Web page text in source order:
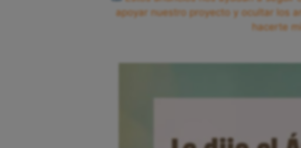
apoyar nuestro proyecto y ocultar los
hacerte